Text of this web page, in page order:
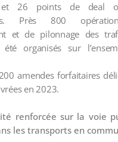
et 26 points de deal
Près 800
et de pilonnage des
été organisés sur
amendes forfaitaires
en 2023.
renforcée sur la voie
les transports en